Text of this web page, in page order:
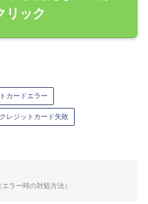
リック
カードエラー
レジットカード失敗
ラー時の対処方法）